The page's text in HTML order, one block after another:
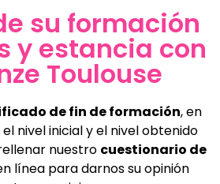
su formación
y estancia con
Toulouse
de fin de formación, en
nivel inicial y el nivel obtenido
nuestro cuestionario de
línea para darnos su opinión